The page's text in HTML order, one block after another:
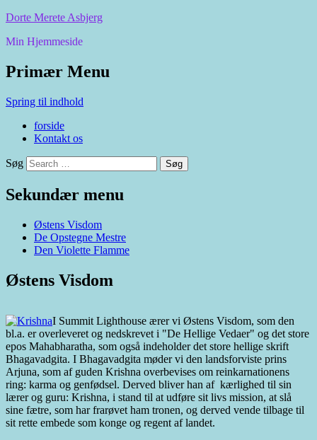
Dorte Merete Asbjerg
Min Hjemmeside
Primær Menu
Spring til indhold
forside
Kontakt os
Søg
Sekundær menu
Østens Visdom
De Opstegne Mestre
Den Violette Flamme
Østens Visdom
I Summit Lighthouse ærer vi Østens Visdom, som den
bl.a. er overleveret og nedskrevet i "De Hellige Vedaer" og det store
epos Mahabharatha, som også indeholder det store hellige skrift
Bhagavadgita. I Bhagavadgita møder vi den landsforviste prins
Arjuna, som af guden Krishna overbevises om reinkarnationens
ring: karma og genfødsel. Derved bliver han af kærlighed til sin
lærer og guru: Krishna, i stand til at udføre sit livs mission, at slå
sine fætre, som har frarøvet ham tronen, og derved vende tilbage til
sit rette embede som konge og regent af landet.